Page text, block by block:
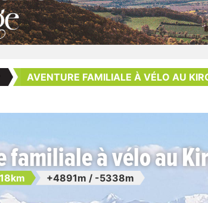
AVENTURE FAMILIALE À VÉLO AU
familiale à vélo au
+4891m / -5338m